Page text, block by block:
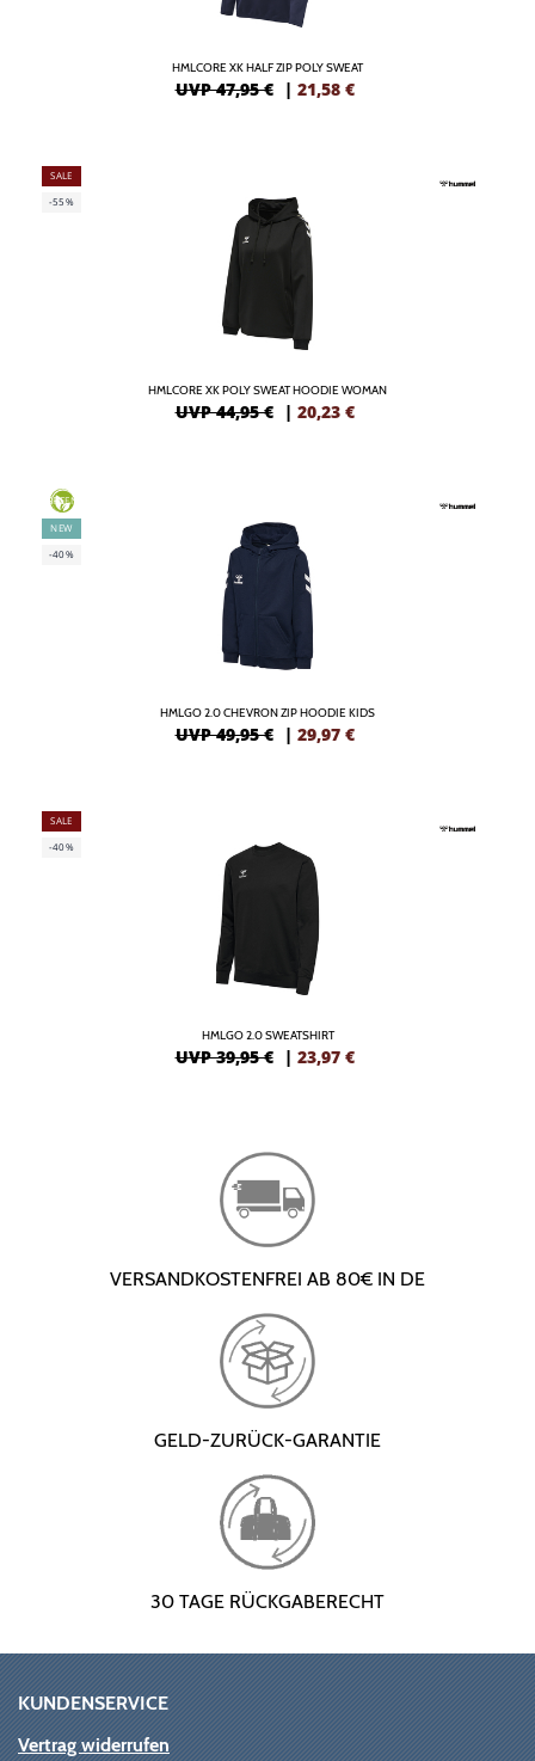
HMLCORE XK HALF ZIP POLY SWEAT
UVP 47,95 € | 21,58 €
SALE
-55%
HMLCORE XK POLY SWEAT HOODIE WOMAN
UVP 44,95 € | 20,23 €
GREEN
NEW
-40%
HMLGO 2.0 CHEVRON ZIP HOODIE KIDS
UVP 49,95 € | 29,97 €
SALE
-40%
HMLGO 2.0 SWEATSHIRT
UVP 39,95 € | 23,97 €
VERSANDKOSTENFREI AB 80€ IN DE
GELD-ZURÜCK-GARANTIE
30 TAGE RÜCKGABERECHT
KUNDENSERVICE
Vertrag widerrufen